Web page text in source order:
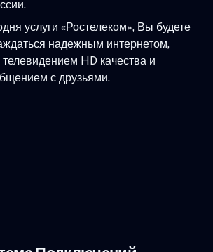
услуги «Ростелеком», Вы будете
надежным интернетом,
HD качества и
с друзьями.